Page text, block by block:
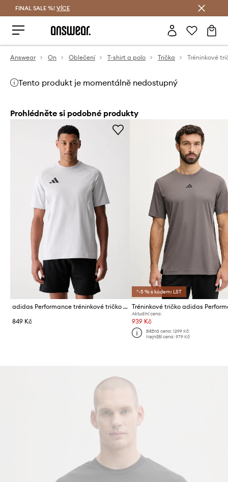
FINAL SALE %! VÍCE
Answear On Oblečení T-shirt a polo Trička
Tento produkt je momentálně nedostupný
Prohlédněte si podobné produkty
adidas Performance tréninkové tričko pánské s bavlnou Tiro Travel
849 Kč
*-5 % s kódem: LST
Tréninkové tričko adidas
Aktuální cena:
939 Kč
Běžná cena: 1299 Kč
Nejnižší cena: 979 Kč